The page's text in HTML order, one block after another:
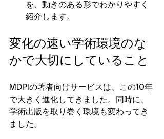
を、動きのある形でわかりやすく
紹介します。
変化の速い学術環境のな
かで大切にしていること
MDPIの著者向けサービスは、この10年
で大きく進化してきました。同時に、
学術出版を取り巻く環境も変わってき
ました。